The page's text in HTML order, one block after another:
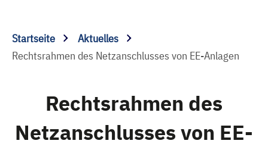
Startseite
Aktuelles
Rechtsrahmen des Netzanschlusses von EE-Anlagen
Rechtsrahmen des
Netzanschlusses von EE-